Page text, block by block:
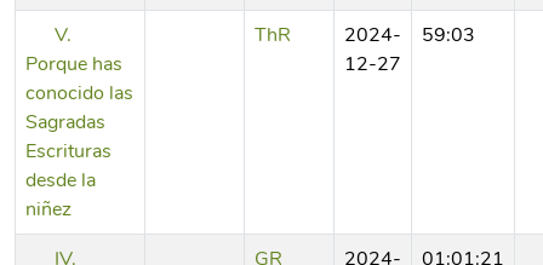
V.
Porque has
conocido las
Sagradas
Escrituras
desde la
niñez
ThR
2024-
12-27
59:03
IV.
GR
2024-
01:01:21